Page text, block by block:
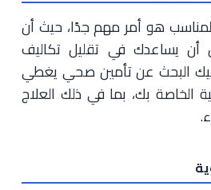
هو أمر مهم جدًا، حيث أن
أن يساعدك في تقليل تكاليف
البحث عن تأمين صحي يغطي
الخاصة بك، بما في ذلك العلاج